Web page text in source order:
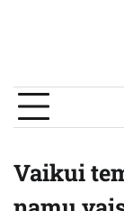
Vaikui